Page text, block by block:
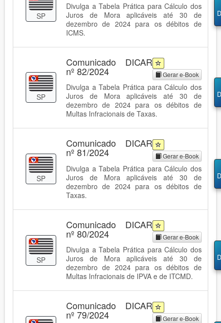
SP
Divulga a Tabela Prática para Cálculo dos
Juros de Mora aplicáveis até 30 de
dezembro de 2024 para os débitos de
ICMS.
SP
Comunicado DICAR
nº 82/2024 Gerar e-Book
Divulga a Tabela Prática para Cálculo dos
Juros de Mora aplicáveis até 30 de
dezembro de 2024 para os débitos de
Multas Infracionais de Taxas.
SP
Comunicado DICAR
nº 81/2024 Gerar e-Book
Divulga a Tabela Prática para Cálculo dos
Juros de Mora aplicáveis até 30 de
dezembro de 2024 para os débitos de
Taxas.
SP
Comunicado DICAR
nº 80/2024 Gerar e-Book
Divulga a Tabela Prática para Cálculo dos
Juros de Mora aplicáveis até 30 de
dezembro de 2024 para os débitos de
Multas Infracionais de IPVA e de ITCMD.
Comunicado DICAR
nº 79/2024 Gerar e-Book